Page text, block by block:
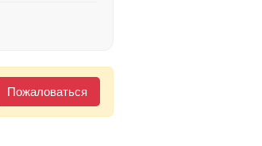
Пожаловаться